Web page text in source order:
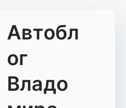
Автобл
ог
Владо